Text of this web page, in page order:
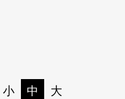
小 中 大